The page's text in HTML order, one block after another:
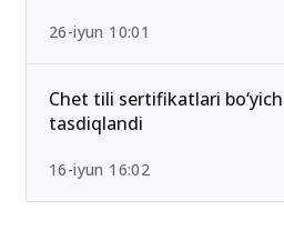
26-iyun 10:01
Chet tili sertifikatlari
tasdiqlandi
16-iyun 16:02